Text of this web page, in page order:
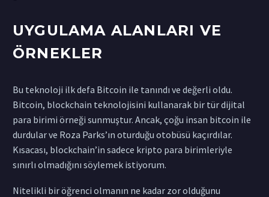
UYGULAMA ALANLARI VE
ÖRNEKLER
Bu teknoloji ilk defa Bitcoin ile tanındı ve değerli oldu.
Bitcoin, blockchain teknolojisini kullanarak bir tür dijital
para birimi örneği sunmuştur. Ancak, çoğu insan bitcoin ile
durdular ve Roza Parks’ın oturduğu otobüsü kaçırdılar.
Kısacası, blockchain’in sadece kripto para birimleriyle
sınırlı olmadığını söylemek istiyorum.
Nitelikli bir öğrenci olmanın ne kadar zor olduğunu